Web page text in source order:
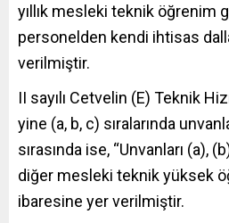
yıllık mesleki teknik öğrenim
personelden kendi ihtisas
verilmiştir.
II sayılı Cetvelin (E) Teknik
yine (a, b, c) sıralarında
sırasında ise, “Unvanları (a),
diğer mesleki teknik yüksek
ibaresine yer verilmiştir.